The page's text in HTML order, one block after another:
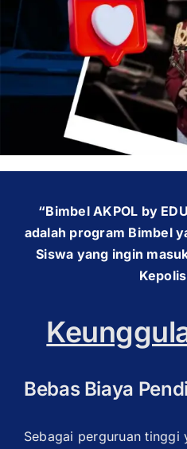
OUR
“Bimbel AKPOL by
adalah program Bimbel
Siswa yang ingin
Bebas Biaya
Sebagai perguruan tinggi